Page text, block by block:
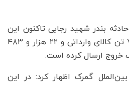
حادثه بندر شهید رجایی تاکنون این
گمرک مقدار ۱۳ هزار و ۷۹۴ تن کالای وارداتی و ۲۲ هزار و ۴۸۳
خروج ارسال کرده است.
بین‌الملل گمرک اظهار کرد: در این